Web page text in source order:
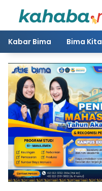
Kabar Bima Bima Kita